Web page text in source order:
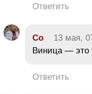
Ответить
Со 13 мая,
Виница — это
Ответить